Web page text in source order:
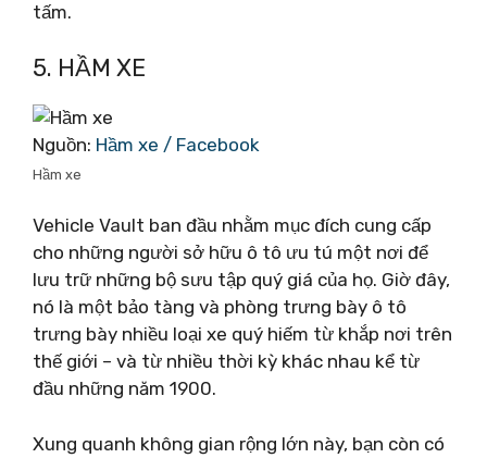
tấm.
5. HẦM XE
Nguồn: Hầm xe / Facebook
Hầm xe
Vehicle Vault ban đầu nhằm mục đích cung cấp
cho những người sở hữu ô tô ưu tú một nơi để
lưu trữ những bộ sưu tập quý giá của họ. Giờ đây,
nó là một bảo tàng và phòng trưng bày ô tô
trưng bày nhiều loại xe quý hiếm từ khắp nơi trên
thế giới – và từ nhiều thời kỳ khác nhau kể từ
đầu những năm 1900.
Xung quanh không gian rộng lớn này, bạn còn có